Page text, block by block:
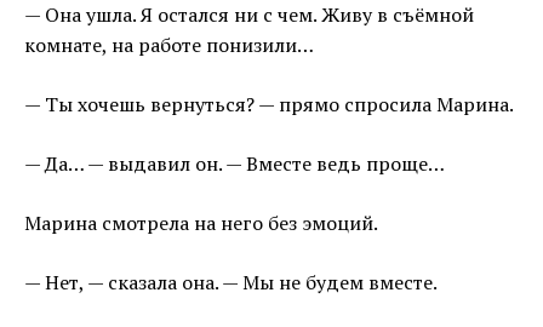
— Она ушла. Я остался ни с чем. Живу в съёмной
комнате, на работе понизили…
— Ты хочешь вернуться? — прямо спросила Марина.
— Да… — выдавил он. — Вместе ведь проще…
Марина смотрела на него без эмоций.
— Нет, — сказала она. — Мы не будем вместе.